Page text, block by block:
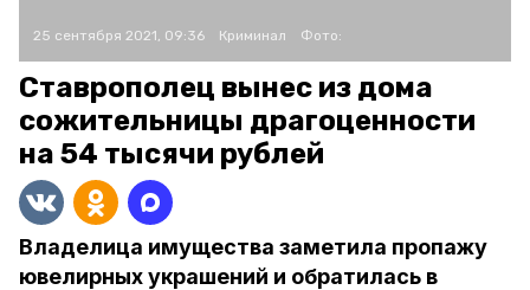
25 сентября 2021, 09:36 Криминал Фото:
Ставрополец вынес из дома
сожительницы драгоценности
на 54 тысячи рублей
Владелица имущества заметила пропажу
ювелирных украшений и обратилась в